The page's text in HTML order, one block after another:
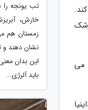
می
تب یونجه را
خارش،
زمستان هم
نشان دهند و
این بدان
باید آلرژی...